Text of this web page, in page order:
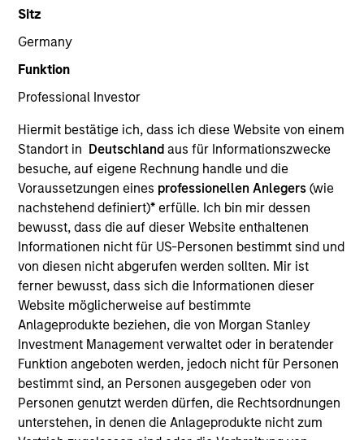
Sitz
Germany
Funktion
Professional Investor
Hiermit bestätige ich, dass ich diese Website von einem
Standort in Deutschland aus für Informationszwecke
besuche, auf eigene Rechnung handle und die
Voraussetzungen eines professionellen Anlegers(wie
nachstehend definiert)* erfülle. Ich bin mir dessen
bewusst, dass die auf dieser Website enthaltenen
Informationen nicht für US-Personen bestimmt sind und
von diesen nicht abgerufen werden sollten. Mir ist
ferner bewusst, dass sich die Informationen dieser
Website möglicherweise auf bestimmte
Anlageprodukte beziehen, die von Morgan Stanley
Investment Management verwaltet oder in beratender
Funktion angeboten werden, jedoch nicht für Personen
bestimmt sind, an Personen ausgegeben oder von
Personen genutzt werden dürfen, die Rechtsordnungen
unterstehen, in denen die Anlageprodukte nicht zum
27 Years
TEAM
Eaton Vance Equity Team
Aaron is an executive director of Morgan Stanley
and an analyst on the Eaton Vance Value Team. He
is responsible for covering energy and utilities. He
joined Eaton Vance in 2024. Aaron has a diverse
experience set spanning management consulting,
investment banking / corporate restructuring, and
the investment management industry. Before
joining Eaton Vance, he was an equity research
analyst at Kayne Anderson and served as a Senior
Managing Director at FTI Consulting. Prior to his